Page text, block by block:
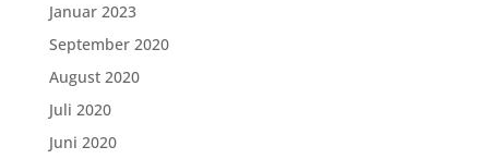
Januar 2023
September 2020
August 2020
Juli 2020
Juni 2020